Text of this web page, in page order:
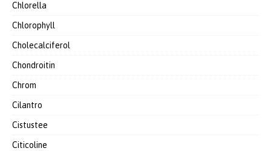
Chlorella
Chlorophyll
Cholecalciferol
Chondroitin
Chrom
Cilantro
Cistustee
Citicoline